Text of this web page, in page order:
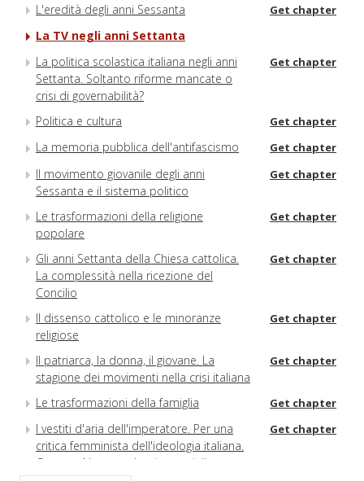
L'eredità degli anni Sessanta Get chapter
La TV negli anni Settanta
La politica scolastica italiana negli anni
Settanta. Soltanto riforme mancate o
crisi di governabilità?
Get chapter
Politica e cultura Get chapter
La memoria pubblica dell'antifascismo Get chapter
Il movimento giovanile degli anni
Sessanta e il sistema politico
Get chapter
Le trasformazioni della religione
popolare
Get chapter
Gli anni Settanta della Chiesa cattolica.
La complessità nella ricezione del
Concilio
Get chapter
Il dissenso cattolico e le minoranze
religiose
Get chapter
Il patriarca, la donna, il giovane. La
stagione dei movimenti nella crisi italiana
Get chapter
Le trasformazioni della famiglia Get chapter
I vestiti d'aria dell'imperatore. Per una
critica femminista dell'ideologia italiana.
Con una Nota su alcuni materiali
Get chapter